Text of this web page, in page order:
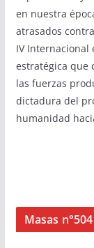
en nuestra
atrasados
IV Internacional
estratégica que
las fuerzas
dictadura del
humanidad
Masas